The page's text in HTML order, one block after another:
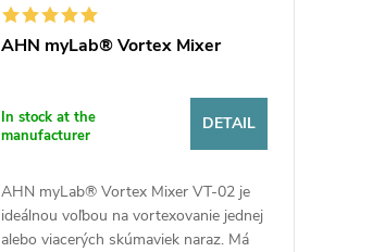
AHN myLab® Vortex Mixer
In stock at the
manufacturer
DETAIL
AHN myLab® Vortex Mixer VT-02 je
ideálnou voľbou na vortexovanie jednej
alebo viacerých skúmaviek naraz. Má